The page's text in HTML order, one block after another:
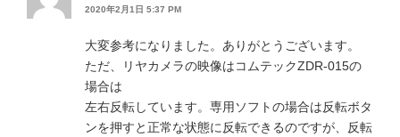
2020年2月1日 5:37 PM
大変参考になりました。ありがとうございます。
ただ、リヤカメラの映像はコムテックZDR-015の
場合は
左右反転しています。専用ソフトの場合は反転ボタ
ンを押すと正常な状態に反転できるのですが、反転